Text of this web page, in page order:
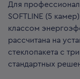
Для
SOFTLINE (5
классом
рассчитана на
стеклопакета с
стандартных